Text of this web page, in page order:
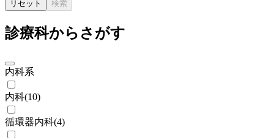
リセット 検索
診療科からさがす
内科系
内科(10)
循環器内科(4)